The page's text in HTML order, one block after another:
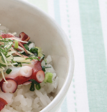
ぽん酢